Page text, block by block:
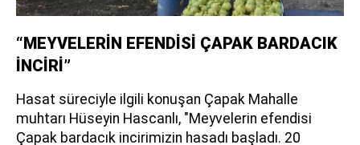
“MEYVELERİN EFENDİSİ ÇAPAK BARDACIK
İNCİRİ”
Hasat süreciyle ilgili konuşan Çapak Mahalle
muhtarı Hüseyin Hascanlı, "Meyvelerin efendisi
Çapak bardacık incirimizin hasadı başladı. 20